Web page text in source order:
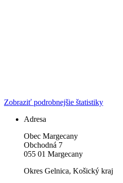
Zobraziť podrobnejšie štatistiky
Adresa
Obec Margecany
Obchodná 7
055 01 Margecany
Okres Gelnica, Košický kraj